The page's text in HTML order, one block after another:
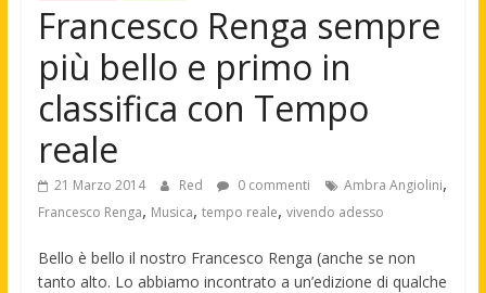
Francesco Renga sempre
più bello e primo in
classifica con Tempo
reale
21 Marzo 2014 Red 0 commenti Ambra Angiolini,
Francesco Renga, Musica, tempo reale, vivendo adesso
Bello è bello il nostro Francesco Renga (anche se non
tanto alto. Lo abbiamo incontrato a un’edizione di qualche